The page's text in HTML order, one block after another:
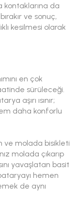
kontaklarına da
ve sonuç,
kesilmesi olarak
en çok
sürüleceği.
aşırı ısınır;
daha konforlu
ve molada bisikleti
molada çıkarıp
yavaşlatan basit
hemen
de aynı